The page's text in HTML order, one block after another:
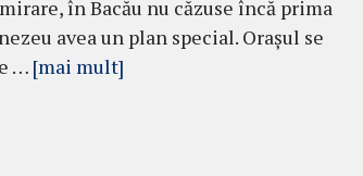
în Bacău nu căzuse încă prima
avea un plan special. Ora­şul se
… [mai mult]